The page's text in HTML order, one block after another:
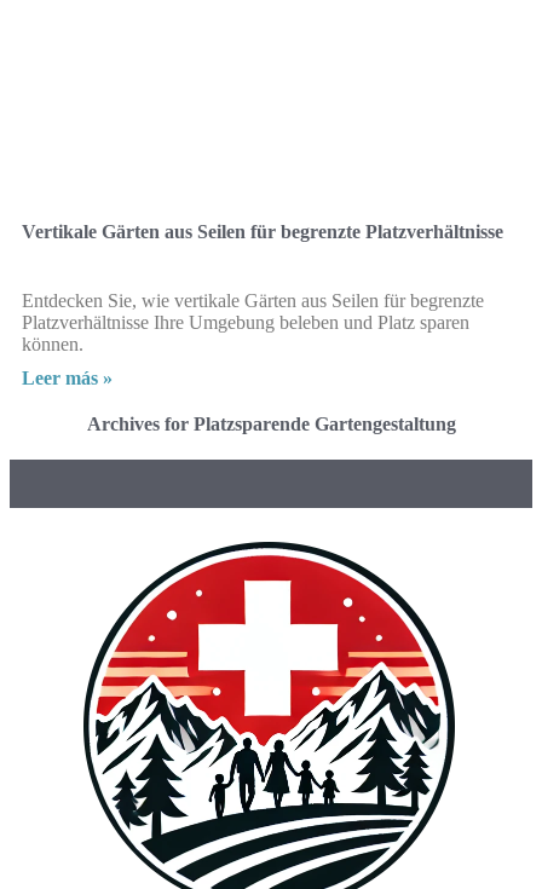
Vertikale Gärten aus Seilen für begrenzte Platzverhältnisse
Entdecken Sie, wie vertikale Gärten aus Seilen für begrenzte
Platzverhältnisse Ihre Umgebung beleben und Platz sparen
können.
Leer más »
Archives for Platzsparende Gartengestaltung